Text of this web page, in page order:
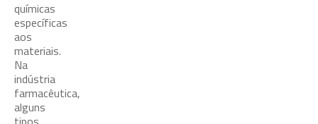
químicas
específicas
aos
materiais.
Na
indústria
farmacêutica,
alguns